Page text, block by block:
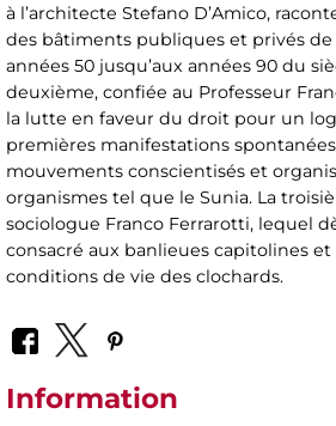
à l’architecte Stefano D’Amico,
des bâtiments publiques et privés de
années 50 jusqu’aux années 90 du
deuxième, confiée au Professeur
la lutte en faveur du droit pour un
premières manifestations spontanées
mouvements conscientisés et
organismes tel que le Sunia. La
sociologue Franco Ferrarotti, lequel
consacré aux banlieues capitolines
conditions de vie des clochards.
Information